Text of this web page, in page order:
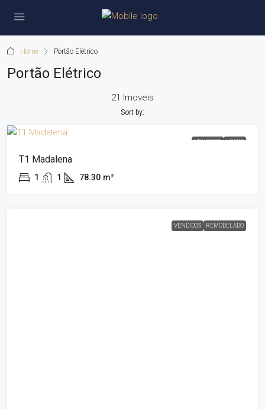
Home Portão Elétrico
Portão Elétrico
21 Imoveis
Sort by:
VENDIDOS USADO
T1 Madalena
1 1 78.30 m²
VENDIDOS REMODELADO